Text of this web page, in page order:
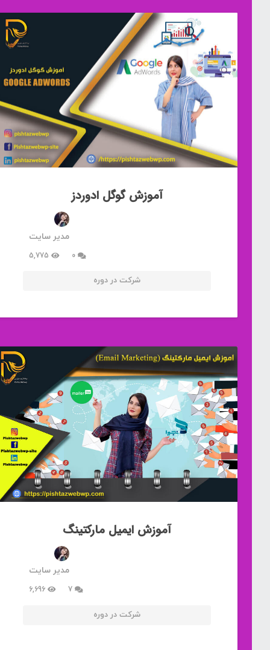
آموزش گوگل ادوردز
مدیر سایت
0
5,775
شرکت در دوره
آموزش ایمیل مارکتینگ
مدیر سایت
7دیدگاه 6,696
شرکت در دوره